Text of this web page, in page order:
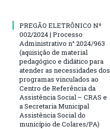
PREGÃO ELETRÔNICO Nº
002/2024 | Processo
Administrativo n° 2024/963
(aquisição de material
pedagógico e didático para
atender as necessidades dos
programas vinculados ao
Centro de Referência da
Assistência Social – CRAS e
a Secretaria Municipal
Assistência Social do
município de Colares/PA)